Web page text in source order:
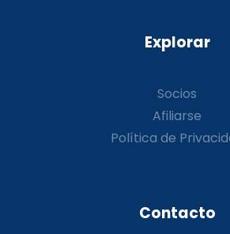
Explorar
Socios
Afiliarse
Política de
Contacto